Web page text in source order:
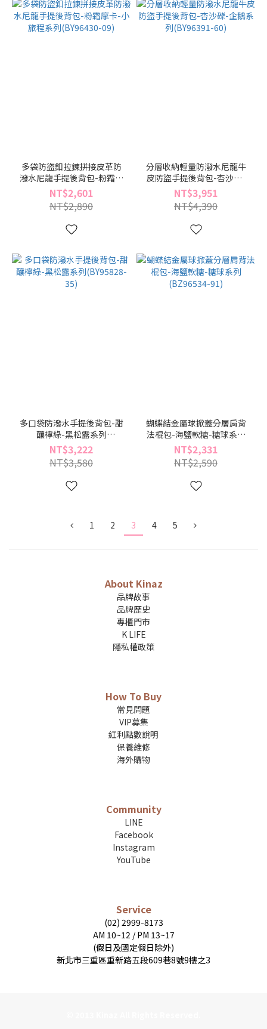
多袋防盜釦拉鍊拼接皮革防
潑水尼龍手提後背包-粉霜摩
卡-小旅程系列(BY96430-09)
NT$2,601
NT$2,890
分層收納輕量防潑水尼龍牛
皮防盜手提後背包-杏沙礫-
企鵝系列(BY96391-60)
NT$3,951
NT$4,390
多口袋防潑水手提後背包-甜
釀檸綠-黑松露系列
(BY95828-35)
NT$3,222
NT$3,580
蝴蝶結金屬球掀蓋分層肩背
法棍包-海鹽軟糖-糖球系列
(BZ96534-91)
NT$2,331
NT$2,590
1 2 3 4 5
About Kinaz
品牌故事
品牌歷史
專櫃門市
K LIFE
隱私權政策
How To Buy
常見問題
VIP募集
紅利點數說明
保養維修
海外購物
Community
LINE
Facebook
Instagram
YouTube
Service
(02) 2999-8173
AM 10~12 / PM 13~17
(假日及國定假日除外)
新北市三重區重新路五段609巷8號9樓之3